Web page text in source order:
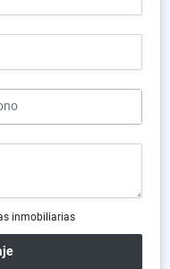
inmobiliarias